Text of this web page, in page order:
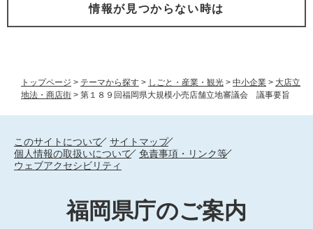
トップページ > テーマから探す > しごと・産業・観光 > 中小企業 > 大店立
地法・商店街 > 第１８９回福岡県大規模小売店舗立地審議会 議事要旨
情報が見つからない時は
このサイトについて
サイトマップ
個人情報の取扱いについて
免責事項・リンク等
ウェブアクセシビリティ
福岡県庁のご案内